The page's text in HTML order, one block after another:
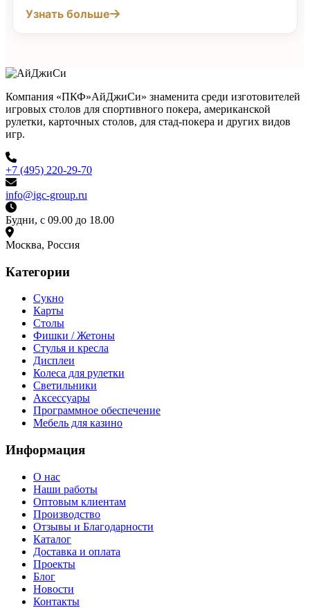
Узнать больше
Компания «ПКФ»АйДжиСи» знаменита среди изготовителей
игровых столов для спортивного покера, американской
рулетки, карточных столов, для стад-покера и других видов
игр.
+7 (495) 220-29-70
info@igc-group.ru
Будни, с 09.00 до 18.00
Москва, Россия
Категории
Сукно
Карты
Столы
Фишки / Жетоны
Стулья и кресла
Дисплеи
Колеса для рулетки
Светильники
Аксессуары
Программное обеспечение
Мебель для казино
Информация
О нас
Наши работы
Оптовым клиентам
Производство
Отзывы и Благодарности
Каталог
Доставка и оплата
Проекты
Блог
Новости
Контакты